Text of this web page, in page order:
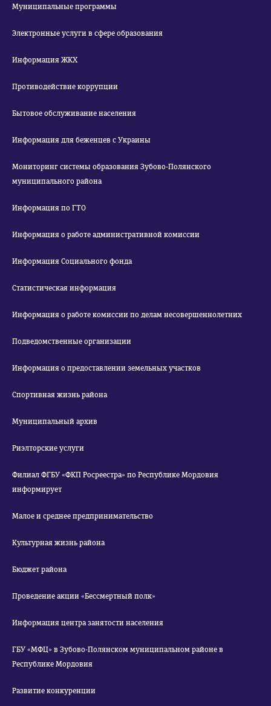
Муниципальные программы
Электронные услуги в сфере образования
Информация ЖКХ
Противодействие коррупции
Бытовое обслуживание населения
Информация для беженцев с Украины
Мониторинг системы образования Зубово-Полянского
муниципального района
Информация по ГТО
Информация о работе административной комиссии
Информация Социального фонда
Статистическая информация
Информация о работе комиссии по делам несовершеннолетних
Подведомственные организации
Информация о предоставлении земельных участков
Спортивная жизнь района
Муниципальный архив
Риэлторские услуги
Филиал ФГБУ «ФКП Росреестра» по Республике Мордовия
информирует
Малое и среднее предпринимательство
Культурная жизнь района
Бюджет района
Проведение акции «Бессмертный полк»
Информация центра занятости населения
ГБУ «МФЦ» в Зубово-Полянском муниципальном районе в
Республике Мордовия
Развитие конкуренции